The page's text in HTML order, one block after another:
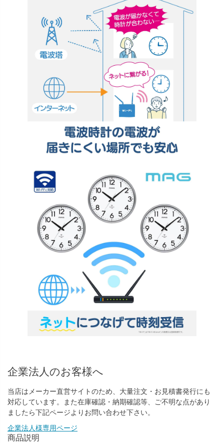
企業法人のお客様へ
当店はメーカー直営サイトのため、大量注文・お見積書発行にも
対応しています。また在庫確認・納期確認等、ご不明な点があり
ましたら下記ページよりお問い合わせ下さい。
企業法人様専用ページ
商品説明